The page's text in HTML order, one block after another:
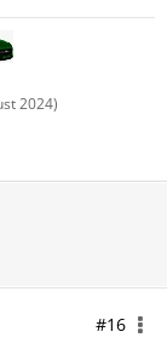
2024)
#16